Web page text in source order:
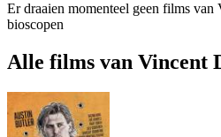
Er draaien momenteel geen films
bioscopen
Alle films van Vincent